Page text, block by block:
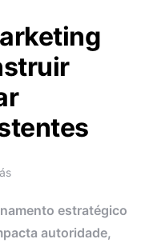
estratégico
autoridade,